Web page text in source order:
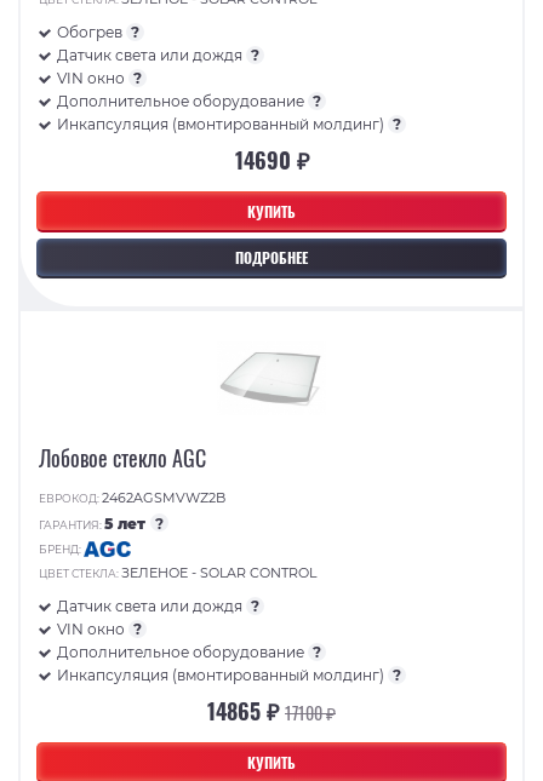
КУПИТЬ
ПОДРОБНЕЕ
Обогрев ?
Датчик света или дождя ?
VIN окно ?
Дополнительное оборудование ?
Инкапсуляция (вмонтированный молдинг) ?
14690 ₽
КУПИТЬ
Лобовое стекло AGC
ЕВРОКОД:2462AGSMVWZ2B
ГАРАНТИЯ:5 лет ?
БРЕНД:
ЦВЕТ СТЕКЛА:ЗЕЛЕНОЕ - SOLAR CONTROL
Датчик света или дождя ?
VIN окно ?
Дополнительное оборудование ?
Инкапсуляция (вмонтированный молдинг) ?
14865 ₽17100 ₽